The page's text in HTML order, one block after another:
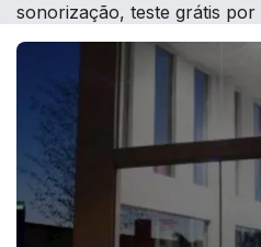
sonorização, teste grátis por